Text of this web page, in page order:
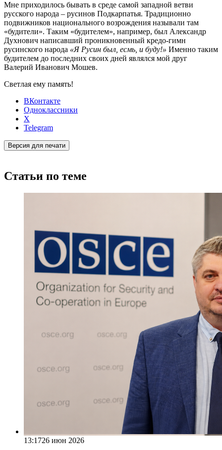
Мне приходилось бывать в среде самой западной ветви
русского народа – русинов Подкарпатья. Традиционно
подвижников национального возрождения называли там
«будители». Таким «будителем», например, был Александр
Духнович написавший проникновенный кредо-гимн
русинского народа «Я Русин был, есмь, и буду!» Именно таким
будителем до последних своих дней являлся мой друг
Валерий Иванович Мошев.
Светлая ему память!
ВКонтакте
Одноклассники
X
Telegram
Версия для печати
Статьи по теме
13:1726 июн 2026